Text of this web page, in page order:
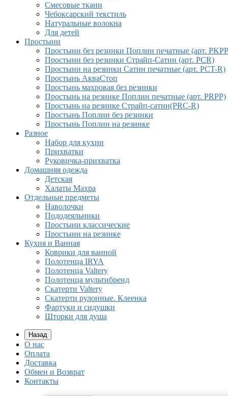
Смесовые ткани
Чебоксарский текстиль
Натуральные волокна
Для детей
Простыни
Простыни без резинки Поплин печатные (арт.
Простыни без резинки Страйп-Сатин (арт. PCR)
Простыни на резинки Сатин печатные (арт. PCT-R)
Простынь АкваСтоп
Простынь махровая без резинки
Простынь на резинке Поплин печатные (арт. PRPP)
Простынь на резинке Страйп-сатин(PRC-R)
Простынь Поплин без резинки
Простынь Поплин на резинке
Разное
Набор для кухни
Прихватки
Руковичка-прихватка
Домашняя одежда
Детская
Халаты Махра
Отдельные предметы
Наволочки
Пододеяльники
Простыни классические
Простыни на резинке
Кухня и Ванная
Коврики для ванной
Полотенца IRYA
Полотенца Valtery
Полотенца мультибренд
Скатерти Valtery
Скатерти рулонные. Клеенка
Фартуки и сидушки
Шторки для душа
Назад
О нас
Оплата
Доставка
Обмен и Возврат
Контакты